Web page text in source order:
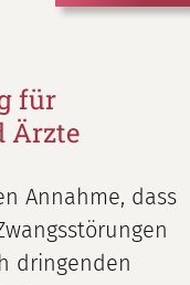
für
Ärzte
Annahme, dass
dringenden